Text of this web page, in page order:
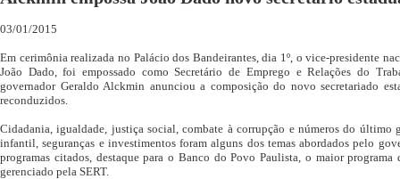
03/01/2015
Em cerimônia realizada no Palácio dos Bandeirantes, dia 1º, o vice-presidente
João Dado, foi empossado como Secretário de Emprego e Relações do
governador Geraldo Alckmin anunciou a composição do novo secretariado
reconduzidos.
Cidadania, igualdade, justiça social, combate à corrupção e números do último
infantil, seguranças e investimentos foram alguns dos temas abordados pelo
programas citados, destaque para o Banco do Povo Paulista, o maior
gerenciado pela SERT.